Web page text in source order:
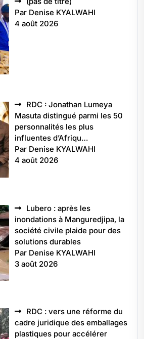
5496
Par Denise KYALWAHI
4 août 2026
RDC : Jonathan Lumeya
Masuta distingué parmi les 50
personnalités les plus
influentes d’Afriqu…
Par Denise KYALWAHI
4 août 2026
Lubero : après les
inondations à Manguredjipa, la
société civile plaide pour des
solutions durables
Par Denise KYALWAHI
3 août 2026
RDC : vers une réforme du
cadre juridique des emballages
plastiques pour accélérer